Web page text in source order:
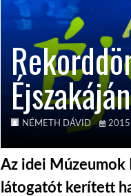
Éjszakáján
NÉMETH DÁVID
Az idei Múzeumok
látogatót kerített